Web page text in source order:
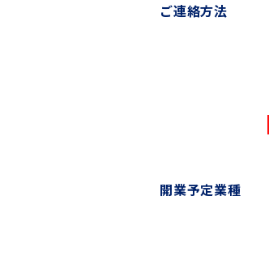
ご連絡方法
開業予定業種